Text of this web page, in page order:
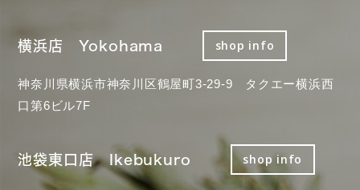
横浜店 Yokohama shop info
神奈川県横浜市神奈川区鶴屋町3-29-9 タクエー横浜西
口第6ビル7F
池袋東口店 Ikebukuro shop info